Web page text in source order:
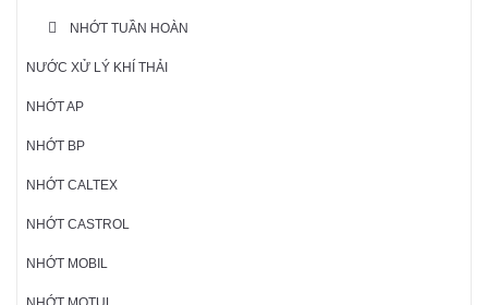
NHỚT TUẦN HOÀN
NƯỚC XỬ LÝ KHÍ THẢI
NHỚT AP
NHỚT BP
NHỚT CALTEX
NHỚT CASTROL
NHỚT MOBIL